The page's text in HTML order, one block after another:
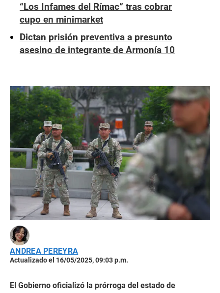
“Los Infames del Rímac” tras cobrar
cupo en minimarket
Dictan prisión preventiva a presunto
asesino de integrante de Armonía 10
ANDREA PEREYRA
Actualizado el 16/05/2025, 09:03 p.m.
El Gobierno oficializó la prórroga del estado de